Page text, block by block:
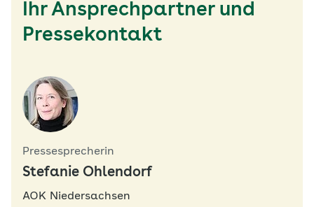
Ihr Ansprechpartner und
Pressekontakt
Pressesprecherin
Stefanie Ohlendorf
AOK Niedersachsen